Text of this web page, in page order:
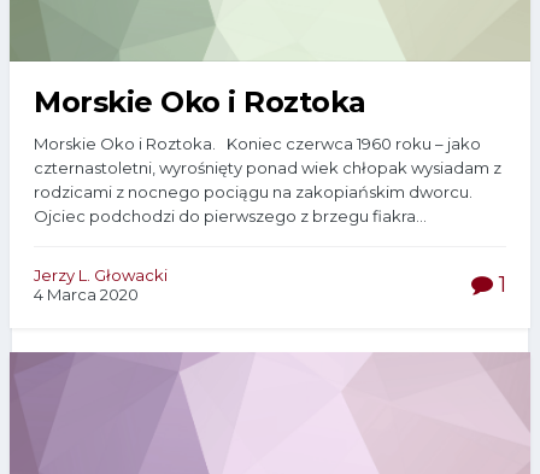
Morskie Oko i Roztoka
Morskie Oko i Roztoka. Koniec czerwca 1960 roku – jako
czternastoletni, wyrośnięty ponad wiek chłopak wysiadam z
rodzicami z nocnego pociągu na zakopiańskim dworcu.
Ojciec podchodzi do pierwszego z brzegu fiakra...
Jerzy L. Głowacki
4 Marca 2020
1